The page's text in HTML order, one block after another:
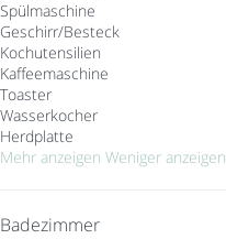
Spülmaschine
Geschirr/Besteck
Kochutensilien
Kaffeemaschine
Toaster
Wasserkocher
Herdplatte
Mehr anzeigen Weniger anzeigen
Badezimmer